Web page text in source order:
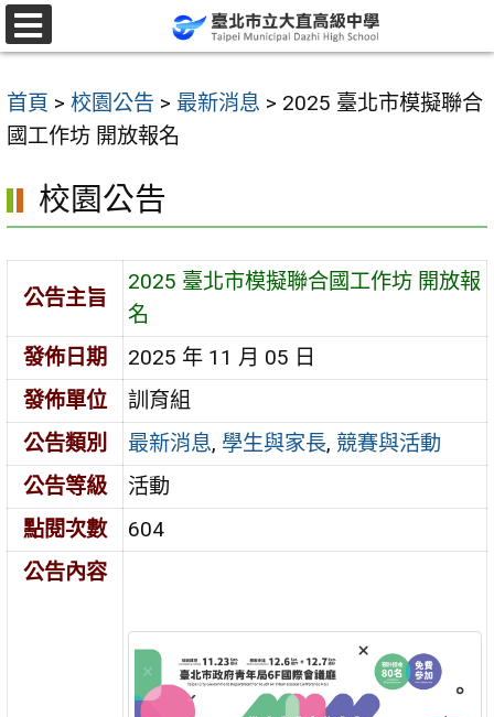
跳
至
要
內
區
首頁 > 校園公告 > 最新消息 > 2025 臺北市模擬聯合
國工作坊 開放報名
校園公告
公告主旨
2025 臺北市模擬聯合國工作坊 開放報
名
發佈日期
2025 年 11 月 05 日
發佈單位
訓育組
公告類別
最新消息, 學生與家長, 競賽與活動
公告等級
活動
點閱次數
604
公告內容
選
單